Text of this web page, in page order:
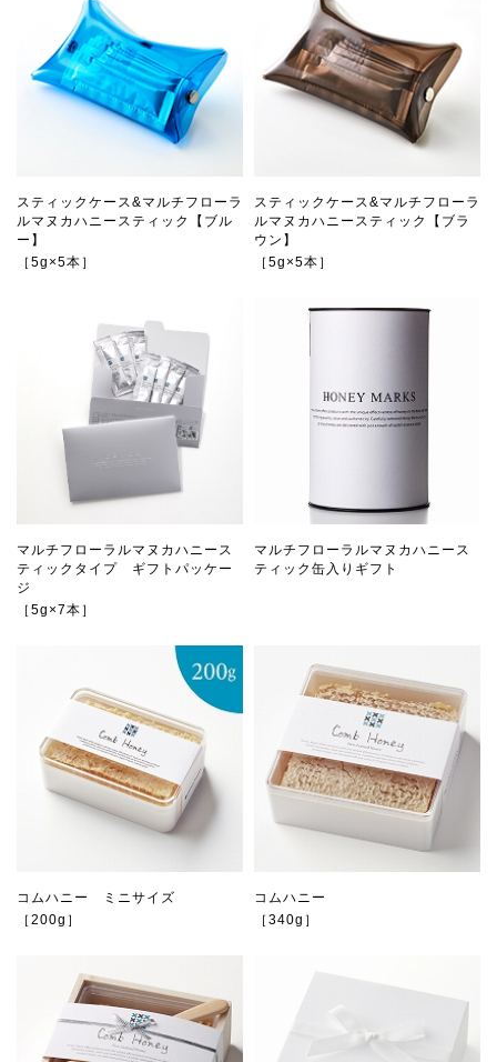
スティックケース&マルチフローラ
ルマヌカハニースティック【ブル
ー】
［5g×5本］
スティックケース&マルチフローラ
ルマヌカハニースティック【ブラ
ウン】
［5g×5本］
マルチフローラルマヌカハニース
ティックタイプ ギフトパッケー
ジ
［5g×7本］
マルチフローラルマヌカハニース
ティック缶入りギフト
コムハニー ミニサイズ
［200g］
コムハニー
［340g］